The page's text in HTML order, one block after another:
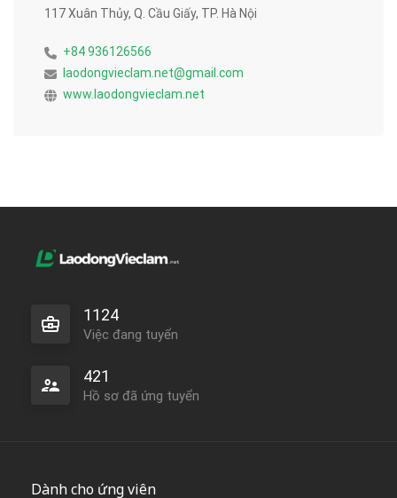
117 Xuân Thủy, Q. Cầu Giấy, TP. Hà Nội
+84 936126566
laodongvieclam.net@gmail.com
www.laodongvieclam.net
1124
Việc đang tuyển
421
Hồ sơ đã ứng tuyển
Dành cho ứng viên